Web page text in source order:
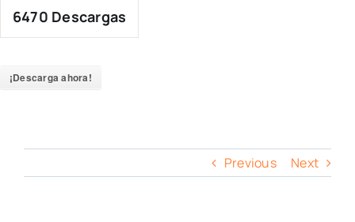
6470 Descargas
¡Descarga ahora!
Previous Next